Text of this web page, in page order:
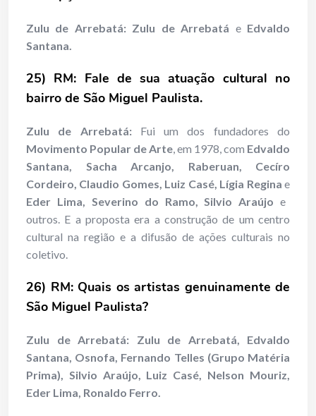
Zulu de Arrebatá: Zulu de Arrebatá eEdvaldo
Santana.
25) RM: Fale de sua atuação cultural no
bairro de São Miguel Paulista.
Zulu de Arrebatá: Fui um dos fundadores do
Movimento Popular de Arte, em 1978, com Edvaldo
Santana, Sacha Arcanjo, Raberuan, Cecíro
Cordeiro, Claudio Gomes, Luiz Casé, Lígia Regina e
Eder Lima, Severino do Ramo, Silvio Araújoe
outros. E a proposta era a construção de um centro
cultural na região e a difusão de ações culturais no
coletivo.
26) RM: Quais os artistas genuinamente de
São Miguel Paulista?
Zulu de Arrebatá: Zulu de Arrebatá, Edvaldo
Santana, Osnofa, Fernando Telles (Grupo Matéria
Prima), Silvio Araújo, Luiz Casé, Nelson Mouriz,
Eder Lima, Ronaldo Ferro.